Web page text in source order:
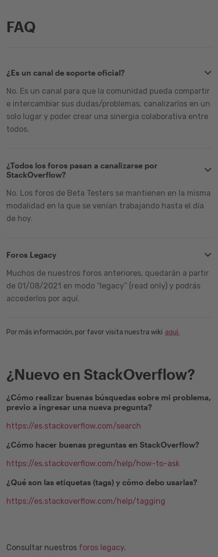
FAQ
¿Es un canal de soporte oficial?
No. Es un canal para que la comunidad pueda compartir
e intercambiar sus dudas/problemas, canalizarlos en un
solo lugar y poder crear una sinergia colaborativa entre
todos.
¿Todos los foros pasan a canalizarse por
StackOverflow?
No. Los foros de Beta Testers se mantienen en la misma
modalidad en la que se venían trabajando hasta el día
de hoy.
Foros Legacy
Muchos de nuestros foros anteriores, quedarán a partir
de 01/08/2021 en modo “legacy” (read only) y podrás
accederlos por aquí.
Por más información, por favor visita nuestra wiki aquí.
¿Nuevo en StackOverflow?
¿Cómo realizar buenas búsquedas sobre mi problema,
previo a ingresar una nueva pregunta?
https://es.stackoverflow.com/search
¿Cómo hacer buenas preguntas en StackOverflow?
https://es.stackoverflow.com/help/how-to-ask
¿Qué son las etiquetas (tags) y cómo debo usarlas?
https://es.stackoverflow.com/help/tagging
Consultar nuestros foros legacy.